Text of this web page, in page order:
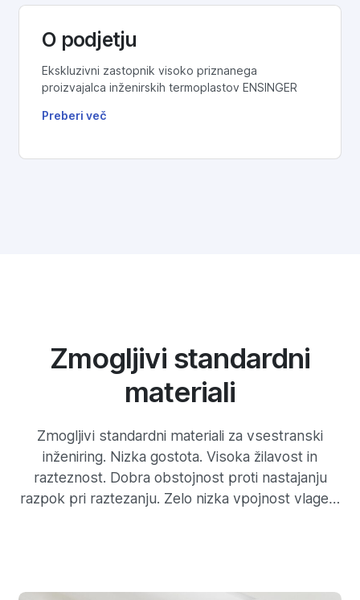
O podjetju
Ekskluzivni zastopnik visoko priznanega
proizvajalca inženirskih termoplastov ENSINGER
Preberi več
Zmogljivi standardni
materiali
Zmogljivi standardni materiali za vsestranski
inženiring. Nizka gostota. Visoka žilavost in
razteznost. Dobra obstojnost proti nastajanju
razpok pri raztezanju. Zelo nizka vpojnost vlage…